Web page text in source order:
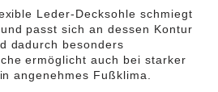
Leder-Decksohle schmiegt
passt sich an dessen Kontur
dadurch besonders
ermöglicht auch bei starker
angenehmes Fußklima.